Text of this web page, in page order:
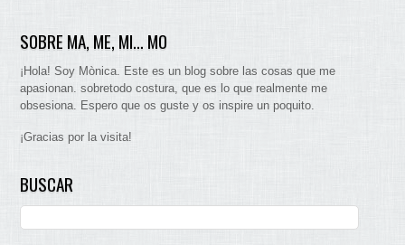
SOBRE MA, ME, MI… MO
¡Hola! Soy Mònica. Este es un blog sobre las cosas que me
apasionan. sobretodo costura, que es lo que realmente me
obsesiona. Espero que os guste y os inspire un poquito.
¡Gracias por la visita!
BUSCAR